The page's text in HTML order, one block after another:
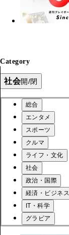
Category
社会開/閉
総合
エンタメ
スポーツ
クルマ
ライフ・文化
社会
政治・国際
経済・ビジネス
IT・科学
グラビア